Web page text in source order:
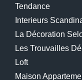
Tendance
Interieurs
La Décoration
Les Trouvailles
Loft
Maison